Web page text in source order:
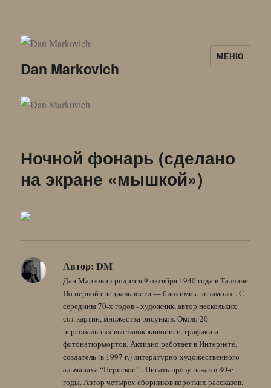
Dan Markovich
МЕНЮ
Ночной фонарь (сделано
на экране «мышкой»)
Автор: DM
Дан Маркович родился 9 октября 1940 года в Таллине.
По первой специальности — биохимик, энзимолог. С
середины 70-х годов - художник, автор нескольких
сот картин, множества рисунков. Около 20
персональных выставок живописи, графики и
фотонатюрмортов. Активно работает в Интернете,
создатель (в 1997 г.) литературно-художественного
альманаха “Перископ” . Писать прозу начал в 80-е
годы. Автор четырех сборников коротких рассказов,